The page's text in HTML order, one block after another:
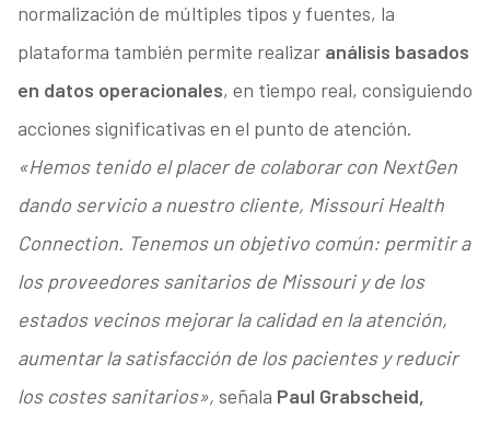
normalización de múltiples tipos y fuentes, la
plataforma también permite realizar análisis basados
en datos operacionales, en tiempo real, consiguiendo
acciones significativas en el punto de atención.
«Hemos tenido el placer de colaborar con NextGen
dando servicio a nuestro cliente, Missouri Health
Connection. Tenemos un objetivo común: permitir a
los proveedores sanitarios de Missouri y de los
estados vecinos mejorar la calidad en la atención,
aumentar la satisfacción de los pacientes y reducir
los costes sanitarios», señala Paul Grabscheid,